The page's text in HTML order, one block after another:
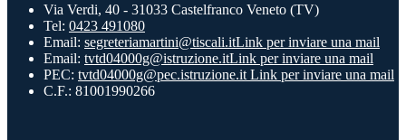
Via Verdi, 40 - 31033 Castelfranco Veneto (TV)
Tel: 0423 491080
Email: segreteriamartini@tiscali.itLink per inviare una mail
Email: tvtd04000g@istruzione.itLink per inviare una mail
PEC: tvtd04000g@pec.istruzione.it Link per inviare una mail
C.F.: 81001990266